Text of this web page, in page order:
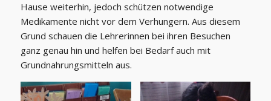
Hause weiterhin, jedoch schützen notwendige
Medikamente nicht vor dem Verhungern. Aus diesem
Grund schauen die Lehrerinnen bei ihren Besuchen
ganz genau hin und helfen bei Bedarf auch mit
Grundnahrungsmitteln aus.